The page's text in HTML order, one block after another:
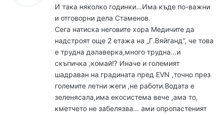
а
И така няколко годинки…Има къде по-важни
и отговорни дела Стаменов.
Сега натиска неговите хора Медичите да
надстроят още 2 етажа на „Г.Вяйганд“, че това
е трудна далаверка,много трудна…и
скъпичка ,комай!? Иначе и големият
шадраван на градината пред EVN ,точно през
големите летни жеги ,не работи.Водата е
зеленясала,има екосистема вече ,ама то,
кметчето не забелязва… ами опропастеният